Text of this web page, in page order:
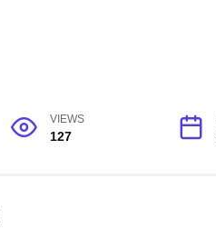
VIEWS
127